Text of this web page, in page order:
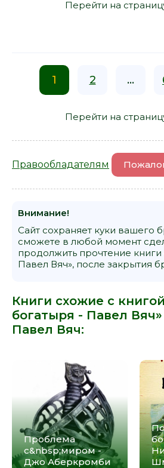
Перейти на
1 2 ...
Перейти на
Правообладателям
Внимание!
Сайт сохраняет куки вашего
сможете в любой момент
продолжить прочтение книги
Павел Вяч», после закрытия
Книги схожие с
богатыря - Павел Вяч»
Павел Вяч:
Проблема
с&nbsp;миром -
Джо Аберкромби